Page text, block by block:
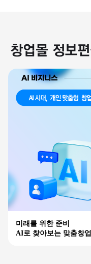
미래를 위한 준비
AI로 찾아보는 맞춤창업